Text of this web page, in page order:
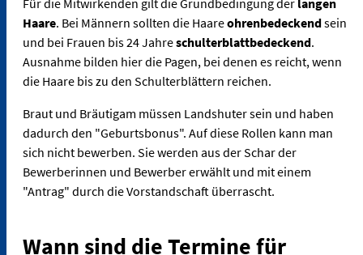
Haare. Bei Männern sollten die Haareohrenbedeckendsein
und bei Frauen bis 24 Jahreschulterblattbedeckend.
Ausnahme bilden hier die Pagen, bei denen es reicht, wenn
die Haare bis zu den Schulterblättern reichen.
Braut und Bräutigam müssen Landshuter sein und haben
dadurch den "Geburtsbonus". Auf diese Rollen kann man
sich nicht bewerben. Sie werden aus der Schar der
Bewerberinnen und Bewerber erwählt und mit einem
"Antrag" durch die Vorstandschaft überrascht.
Wann sind die Termine für